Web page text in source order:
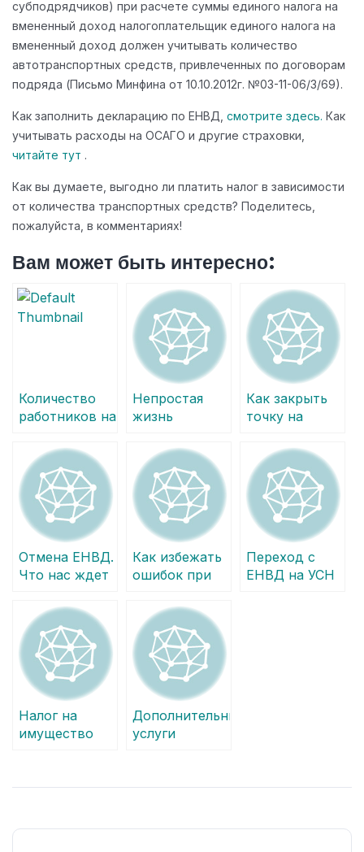
субподрядчиков) при расчете суммы единого налога на
вмененный доход налогоплательщик единого налога на
вмененный доход должен учитывать количество
автотранспортных средств, привлеченных по договорам
подряда (Письмо Минфина от 10.10.2012г. №03-11-06/3/69).
Как заполнить декларацию по ЕНВД, смотрите здесь. Как
учитывать расходы на ОСАГО и другие страховки,
читайте тут .
Как вы думаете, выгодно ли платить налог в зависимости
от количества транспортных средств? Поделитесь,
пожалуйста, в комментариях!
Вам может быть интересно:
Количество
работников на
совмещении
видов
деятельности
Непростая
жизнь
средств на
ЕНВД
Как закрыть
точку на
Отмена ЕНВД.
Что нас ждет
Как избежать
ошибок при
ЕНВД на УСН
Переход с
ЕНВД на УСН
Налог на
имущество
ЕНВД
Дополнительные
услуги